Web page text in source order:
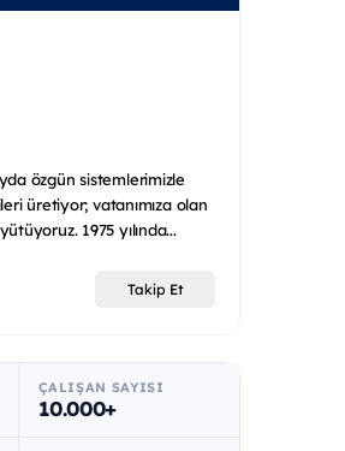
özgün sistemlerimizle
üretiyor; vatanımıza olan
1975 yılında...
Takip Et
ÇALIŞAN SAYISI
10.000+